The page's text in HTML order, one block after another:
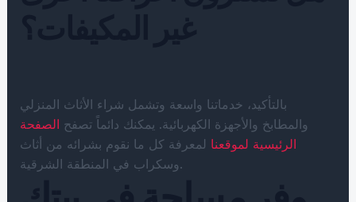
بالتأكيد، خدماتنا واسعة وتشمل شراء الأثاث المنزلي
والمطابخ والأجهزة الكهربائية. يمكنك دائماً تصفح الصفحة
الرئيسية لموقعنا لمعرفة كل ما نقوم بشرائه من أثاث
وسكراب في المنطقة الشرقية.